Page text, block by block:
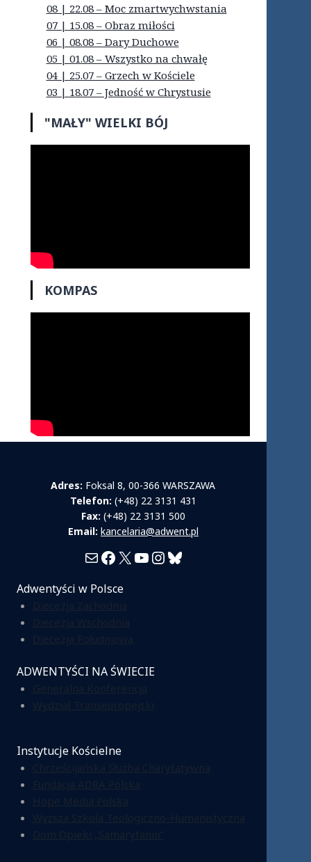
08 | 22.08 – Moc zmartwychwstania
07 | 15.08 – Obraz miłości
06 | 08.08 – Dary Duchowe
05 | 01.08 – Wszystko na chwałę
04 | 25.07 – Grzech w Kościele
03 | 18.07 – Jedność w Chrystusie
"MAŁY" WIELKI BÓJ
KOMPAS
Adres: Foksal 8, 00-366 WARSZAWA
Telefon: (+48) 22 3131 431
Fax: (+48) 22 3131 500
Email: kancelaria@adwent.pl
MailFacebook
X YouTube
Instagram
Bluesky
Adwentyści w Polsce
ADWENTYŚCI NA ŚWIECIE
Instytucje Kościelne